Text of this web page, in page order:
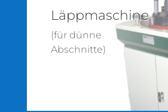
Läpp­maschine
(für dünne
Abschnitte)